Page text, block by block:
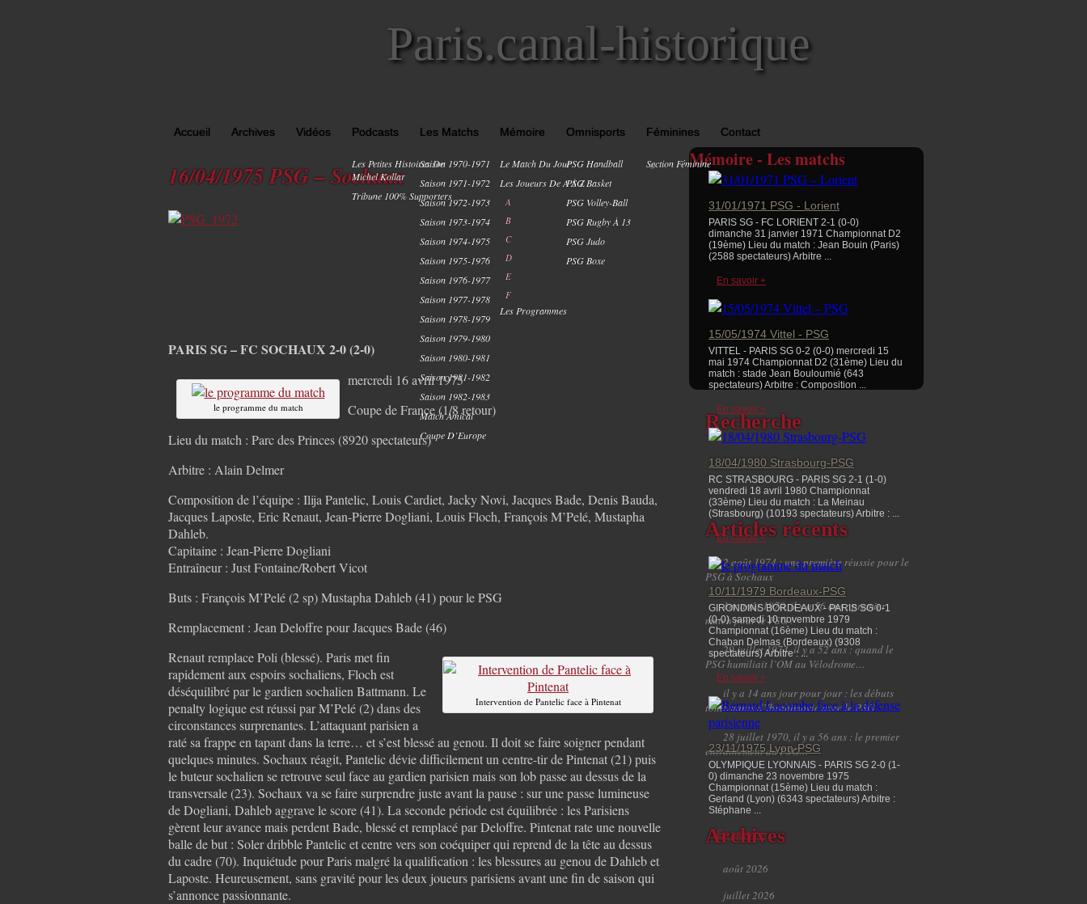
Paris.canal-historique
Accueil Archives Vidéos Podcasts
Les Petites Histoires De
Michel Kollar
Tribune 100% Supporters
Les Matchs
Saison 1970-1971
Saison 1971-1972
Saison 1972-1973
Saison 1973-1974
Saison 1974-1975
Saison 1975-1976
Saison 1976-1977
Saison 1977-1978
Saison 1978-1979
Saison 1979-1980
Saison 1980-1981
Saison 1981-1982
Saison 1982-1983
Match Amical
Coupe D’Europe
Mémoire
Le Match Du Jour
Les Joueurs De A À Z
A
B
C
D
E
F
Les Programmes
Omnisports
PSG Handball
PSG Basket
PSG Volley-Ball
PSG Rugby À 13
PSG Judo
PSG Boxe
Féminines
Section Féminine
Contact
0
16/04/1975 PSG – Sochaux
PARIS SG – FC SOCHAUX 2-0 (2-0)
le programme du match
mercredi 16 avril 1975
Coupe de France (1/8 retour)
Lieu du match : Parc des Princes (8920 spectateurs)
Arbitre : Alain Delmer
Composition de l’équipe : Ilija Pantelic, Louis Cardiet, Jacky Novi, Jacques Bade, Denis Bauda,
Jacques Laposte, Eric Renaut, Jean-Pierre Dogliani, Louis Floch, François M’Pelé, Mustapha
Dahleb.
Capitaine : Jean-Pierre Dogliani
Entraîneur : Just Fontaine/Robert Vicot
Buts : François M’Pelé (2 sp) Mustapha Dahleb (41) pour le PSG
Remplacement : Jean Deloffre pour Jacques Bade (46)
Intervention de Pantelic face à Pintenat
Renaut remplace Poli (blessé). Paris met fin
rapidement aux espoirs sochaliens, Floch est
déséquilibré par le gardien sochalien Battmann. Le
penalty logique est réussi par M’Pelé (2) dans des
circonstances surprenantes. L’attaquant parisien a
raté sa frappe en tapant dans la terre… et s’est blessé au genou. Il doit se faire soigner pendant
quelques minutes. Sochaux réagit, Pantelic dévie difficilement un centre-tir de Pintenat (21) puis
le buteur sochalien se retrouve seul face au gardien parisien mais son lob passe au dessus de la
transversale (23). Sochaux va se faire surprendre juste avant la pause : sur une passe lumineuse
de Dogliani, Dahleb aggrave le score (41). La seconde période est équilibrée : les Parisiens
gèrent leur avance mais perdent Bade, blessé et remplacé par Deloffre. Pintenat rate une nouvelle
balle de but : Soler dribble Pantelic et centre vers son coéquiper qui reprend de la tête au dessus
du cadre (70). Inquiétude pour Paris malgré la qualification : les blessures au genou de Dahleb et
Laposte. Heureusement, sans gravité pour les deux joueurs parisiens avant une fin de saison qui
s’annonce passionnante.
Mémoire - Les matchs
31/01/1971 PSG - Lorient
PARIS SG - FC LORIENT 2-1 (0-0)
dimanche 31 janvier 1971 Championnat D2
(19ème) Lieu du match : Jean Bouin (Paris)
(2588 spectateurs) Arbitre ...
En savoir +
15/05/1974 Vittel - PSG
VITTEL - PARIS SG 0-2 (0-0) mercredi 15
mai 1974 Championnat D2 (31ème) Lieu du
match : stade Jean Bouloumié (643
spectateurs) Arbitre : Composition ...
En savoir +
18/04/1980 Strasbourg-PSG
RC STRASBOURG - PARIS SG 2-1 (1-0)
vendredi 18 avril 1980 Championnat
(33ème) Lieu du match : La Meinau
(Strasbourg) (10193 spectateurs) Arbitre : ...
En savoir +
10/11/1979 Bordeaux-PSG
GIRONDINS BORDEAUX - PARIS SG 0-1
(0-0) samedi 10 novembre 1979
Championnat (16ème) Lieu du match :
Chaban Delmas (Bordeaux) (9308
spectateurs) Arbitre : ...
En savoir +
23/11/1975 Lyon-PSG
OLYMPIQUE LYONNAIS - PARIS SG 2-0 (1-
0) dimanche 23 novembre 1975
Championnat (15ème) Lieu du match :
Gerland (Lyon) (6343 spectateurs) Arbitre :
Stéphane ...
En savoir +
Recherche
Articles récents
2 août 1974 : une première réussie pour le
PSG à Sochaux
1er août 1970, il y a 56 ans : premier
match pour le PSG !
29 juillet 1974, il y a 52 ans : quand le
PSG humiliait l’OM au Vélodrome…
il y a 14 ans jour pour jour : les débuts
tonitruants d’Ibrahimovic avec le PSG
28 juillet 1970, il y a 56 ans : le premier
entraînement du PSG…
Archives
août 2026
juillet 2026